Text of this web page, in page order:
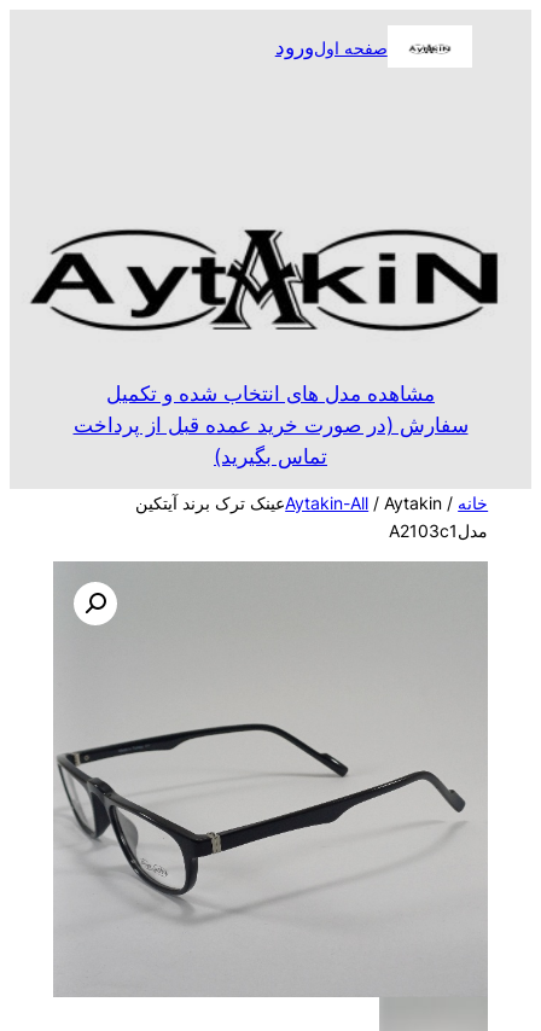
صفحه اولورود
مشاهده مدل های انتخاب شده و تکمیل
سفارش (در صورت خرید عمده قبل از پرداخت
تماس بگیرید)
خانه /
Aytakin-All/ Aytakinعینک ترک برند آیتکین
مدلA2103c1